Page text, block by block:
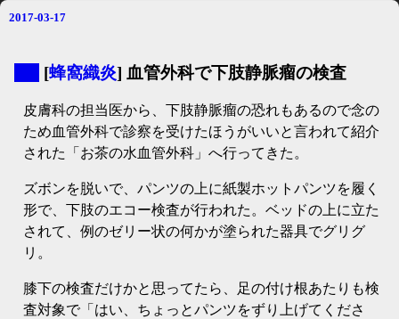
2017-03-17
[蜂窩織炎] 血管外科で下肢静脈瘤の検査
皮膚科の担当医から、下肢静脈瘤の恐れもあるので念の
ため血管外科で診察を受けたほうがいいと言われて紹介
された「お茶の水血管外科」へ行ってきた。
ズボンを脱いで、パンツの上に紙製ホットパンツを履く
形で、下肢のエコー検査が行われた。ベッドの上に立た
されて、例のゼリー状の何かが塗られた器具でグリグ
リ。
膝下の検査だけかと思ってたら、足の付け根あたりも検
査対象で「はい、ちょっとパンツをずり上げてくださ